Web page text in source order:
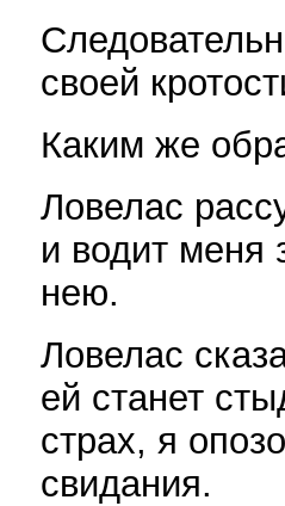
своей
Каким же
Ловелас
и водит меня
нею.
Ловелас
ей станет
страх, я
свидания.